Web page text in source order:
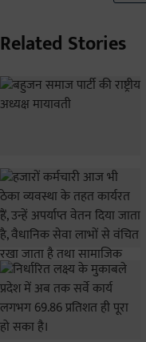
Related Stories